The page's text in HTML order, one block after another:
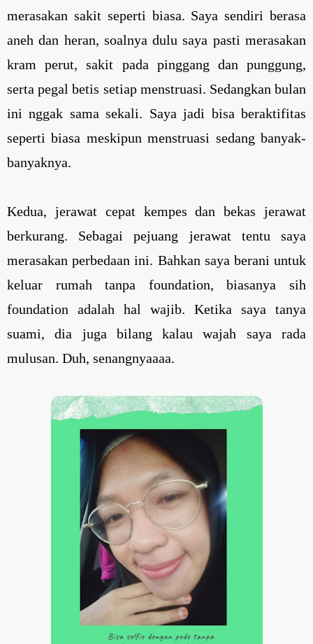
merasakan sakit seperti biasa. Saya sendiri berasa
aneh dan heran, soalnya dulu saya pasti merasakan
kram perut, sakit pada pinggang dan punggung,
serta pegal betis setiap menstruasi. Sedangkan bulan
ini nggak sama sekali. Saya jadi bisa beraktifitas
seperti biasa meskipun menstruasi sedang banyak-
banyaknya.
Kedua, jerawat cepat kempes dan bekas jerawat
berkurang. Sebagai pejuang jerawat tentu saya
merasakan perbedaan ini. Bahkan saya berani untuk
keluar rumah tanpa foundation, biasanya sih
foundation adalah hal wajib. Ketika saya tanya
suami, dia juga bilang kalau wajah saya rada
mulusan. Duh, senangnyaaaa.